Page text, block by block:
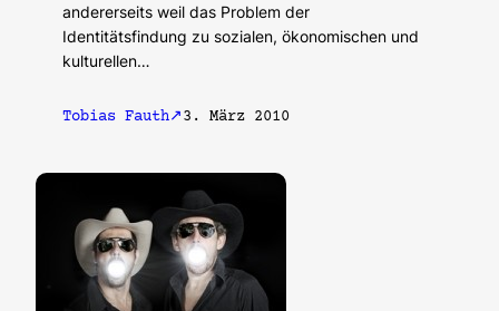
andererseits weil das Problem der
Identitätsfindung zu sozialen, ökonomischen und
kulturellen…
Tobias Fauth 3. März 2010